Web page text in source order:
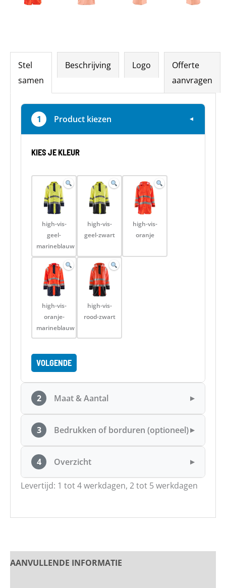
Stel
samen
Beschrijving Logo
Offerte
aanvragen
1 Product kiezen ▼
KIES JE KLEUR
high-vis-
geel-
marineblauw
high-vis-
geel-zwart
high-vis-
oranje
high-vis-
oranje-
marineblauw
high-vis-
rood-zwart
VOLGENDE
2 Maat & Aantal ▶
3 Bedrukken of borduren (optioneel)▶
4 Overzicht ▶
Levertijd: 1 tot 4 werkdagen, 2 tot 5 werkdagen
AANVULLENDE INFORMATIE